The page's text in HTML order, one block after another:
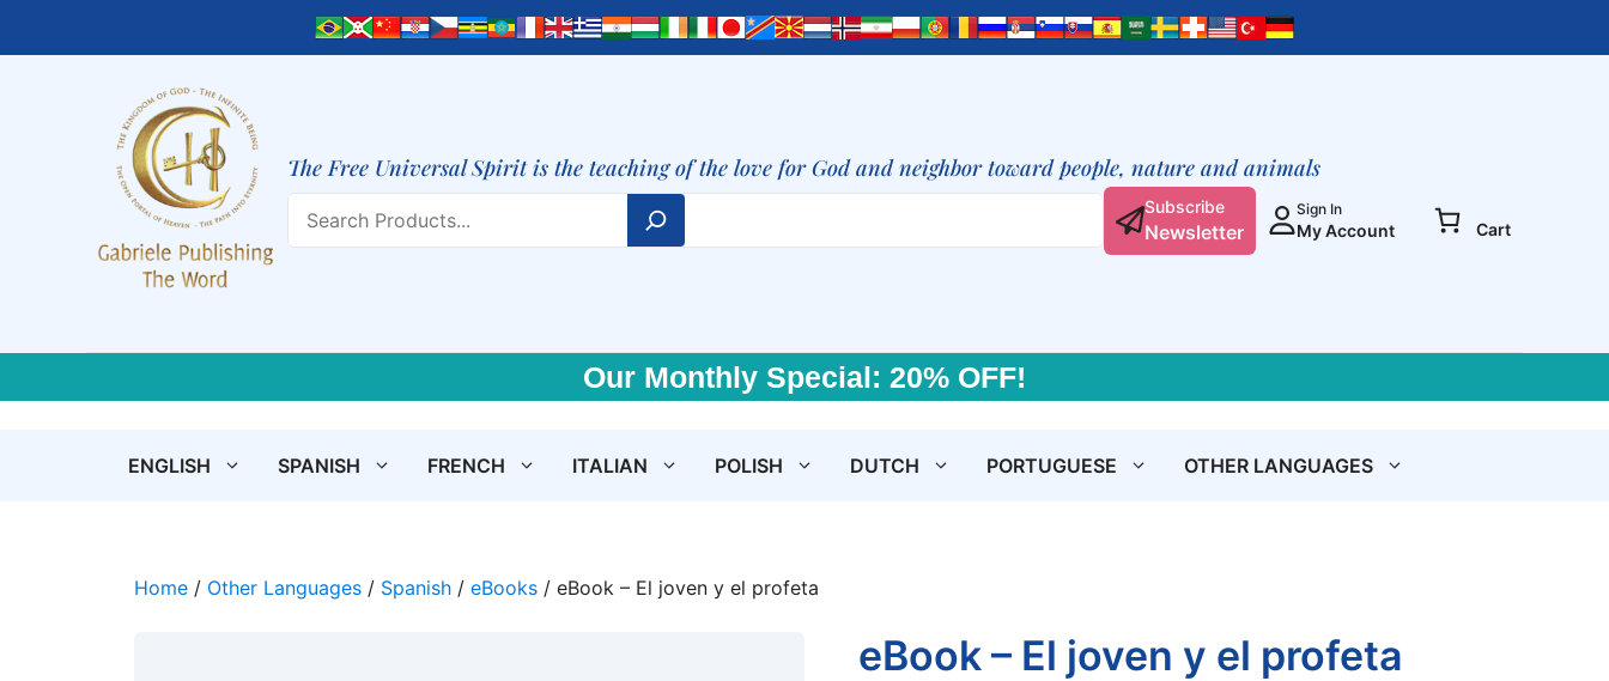
The Free Universal Spirit is the teaching of the love for God and neighbor toward people, nature and animals
Subscribe
Newsletter
Sign In
My Account Cart
Our Monthly Special: 20% OFF!
ENGLISH SPANISH FRENCH ITALIAN POLISH DUTCH PORTUGUESE OTHER LANGUAGES
Home / Other Languages / Spanish / eBooks / eBook – El joven y el profeta
eBook – El joven y el profeta
El
joven
quantity